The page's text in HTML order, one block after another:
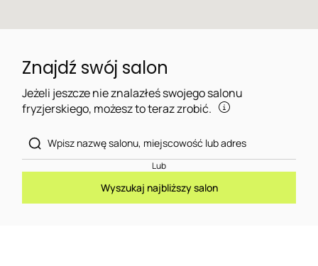
Znajdź swój salon
Jeżeli jeszcze nie znalazłeś swojego salonu
fryzjerskiego, możesz to teraz zrobić.
Lub
Wyszukaj najbliższy salon